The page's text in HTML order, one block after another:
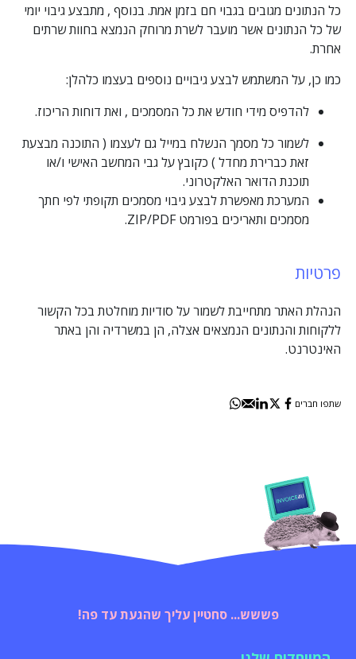
כל הנתונים מגובים בגבוי חם בזמן אמת. בנוסף , מתבצע גיבוי יומי
של כל הנתונים אשר מועבר לשרת מרוחק הנמצא בחוות שרתים
אחרת.
כמו כן, על המשתמש לבצע גיבויים נוספים בעצמו כלהלן:
להדפיס מידי חודש את כל המסמכים , ואת דוחות הריכוז.
לשמור כל מסמך הנשלח במייל גם לעצמו ( התוכנה מבצעת
זאת כברירת מחדל ) כקובץ על גבי המחשב האישי ו/או
תוכנת הדואר האלקטרוני.
המערכת מאפשרת לבצע גיבוי מסמכים תקופתי לפי חתך
מסמכים ותאריכים בפורמט ZIP/PDF.
פרטיות
הנהלת האתר מתחייבת לשמור על סודיות מוחלטת בכל הקשור
ללקוחות והנתונים הנמצאים אצלה, הן במשרדיה והן באתר
האינטרנט.
שתפו חברים
פששש... סחטיין עליך שהגעת עד פה!